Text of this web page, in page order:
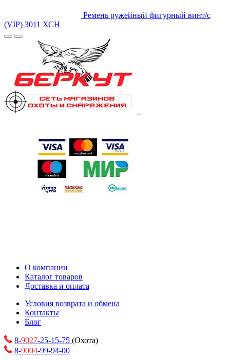
Ремень ружейный фигурный винт/с
(VIP) 3011 ХСН
О компании
Каталог товаров
Доставка и оплата
Условия возврата и обмена
Контакты
Блог
8-9027-25-15-75 (Охота)
8-9004-99-94-00